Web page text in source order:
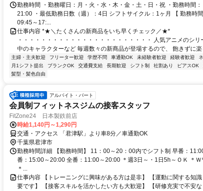
勤務時間 ・勤務曜日：月・火・水・木・金・土・日・祝 ・勤務時間：
21:00 ・最低勤務日数（週）：4日 シフトサイクル：1ヶ月 【 勤務時間
09:45～17:...
仕事内容 *★＼たくさんの新商品をいち早くチェック／★*
・・・・・・・・・・・・・・・・・・・・・・・ 人気アニメのシリ
中のキャラクターなど 毎週数々の新商品が登場するので、 飽きずに楽
主婦・主夫歓迎 フリーター歓迎 学歴不問 車通勤OK 未経験者歓迎 経験者歓迎
月1シフト提出
ブランクOK 交通費支給 長期歓迎 シフト制 社割あり ピアスOK
髪型・髪色自由
アルバイト・パート
会員制フィットネスジムの接客スタッフ
FitZone24 日本製鉄前店
時給1,140円～1,290円
交通・アクセス 「君津駅」より車8分／車通勤OK
千葉県君津市
勤務時間詳細 【勤務時間】 11：00～20：00内でシフト制 早番：
番：15:00～20:00 全番：11:00～20:00 ＊週3日～・1日5h～ＯＫ ＊Ｗ
＊...
仕事内容 【トレーニングに興味がある方は是非】 【運動に関する知
要です】 【接客スキルを活かしたい方も大歓迎】 【研修充実で不安な